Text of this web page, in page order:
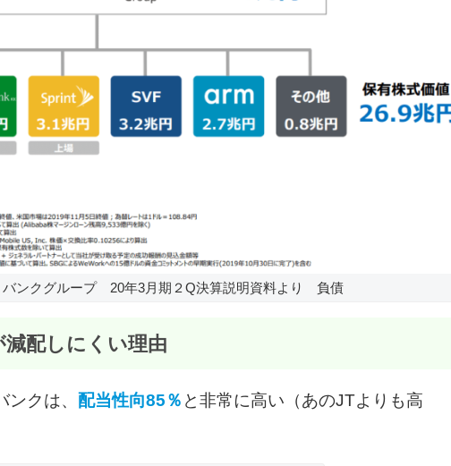
バンクグループ 20年3月期２Q決算説明資料より 負債
配しにくい理由
クは、 配当性向85％ と非常に高い（あのJTよりも高